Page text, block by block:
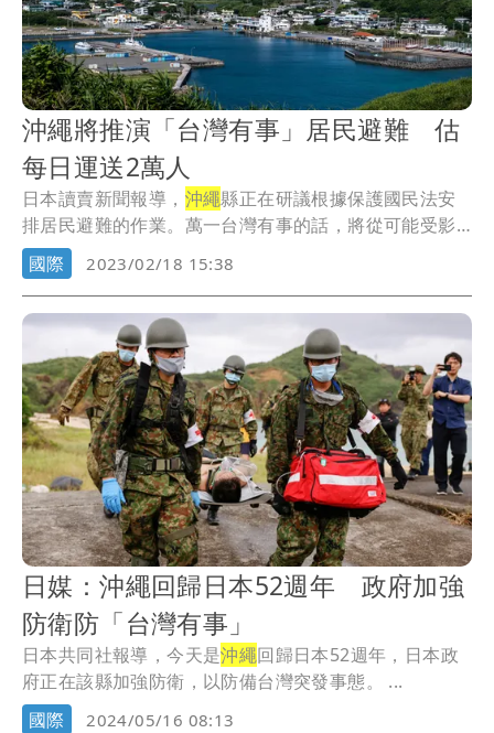
沖繩將推演「台灣有事」居民避難 估
每日運送2萬人
日本讀賣新聞報導， 沖繩縣正在研議根據保護國民法安
排居民避難的作業。萬一台灣有事的話，將從可能受影
響的...
國際 2023/02/18 15:38
日媒：沖繩回歸日本52週年 政府加強
防衛防「台灣有事」
日本共同社報導，今天是沖繩回歸日本52週年，日本政
府正在該縣加強防衛，以防備台灣突發事態。 ...
國際
2024/05/16 08:13